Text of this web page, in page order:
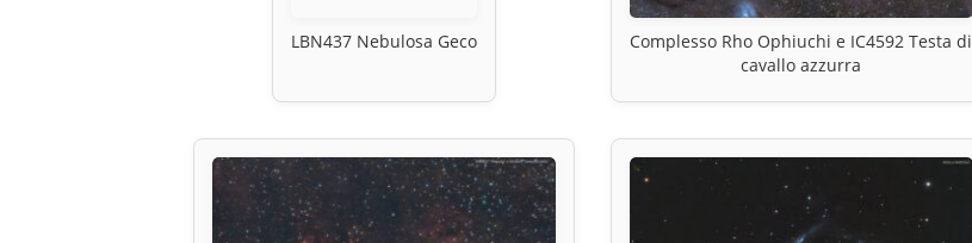
LBN437 Nebulosa Geco
Complesso Rho Ophiuchi e IC4592 Testa di
cavallo azzurra